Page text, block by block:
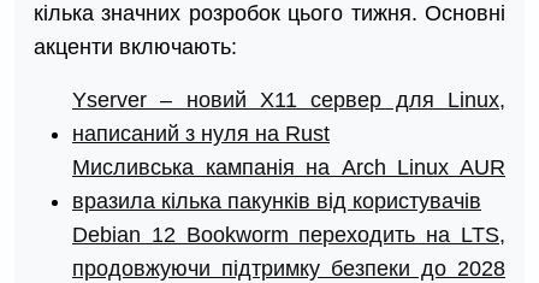
кілька значних розробок цього тижня. Основні
акценти включають:
Yserver – новий X11 сервер для Linux,
написаний з нуля на Rust
Мисливська кампанія на Arch Linux AUR
вразила кілька пакунків від користувачів
Debian 12 Bookworm переходить на LTS,
продовжуючи підтримку безпеки до 2028